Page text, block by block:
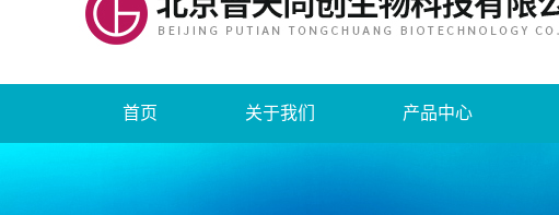
首页 关于我们 产品中心